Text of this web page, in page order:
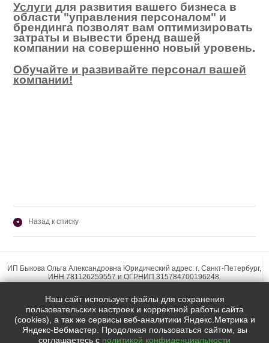
Услуги для развития вашего бизнеса в
области "управления персоналом" и
брендинга позволят вам оптимизировать
затраты и вывести бренд вашей
компании на совершенно новый уровень.
Обучайте и развивайте персонал вашей
компании!
◂ Назад к списку
ИП Быкова Ольга Александровна Юридический адрес: г. Санкт-Петербург,
ИНН 781126259557 и ОГРНИП 315784700196248.
Мы в социальных сетях:
Наш сайт использует файлы для сохранения
пользовательских настроек и корректной работы сайта
(cookies), а так же сервисы веб-аналитики Яндекс.Метрика и
Яндекс-Вебмастер. Продолжая пользоваться сайтом, вы
соглашаетесь с политикой конфиденциальности